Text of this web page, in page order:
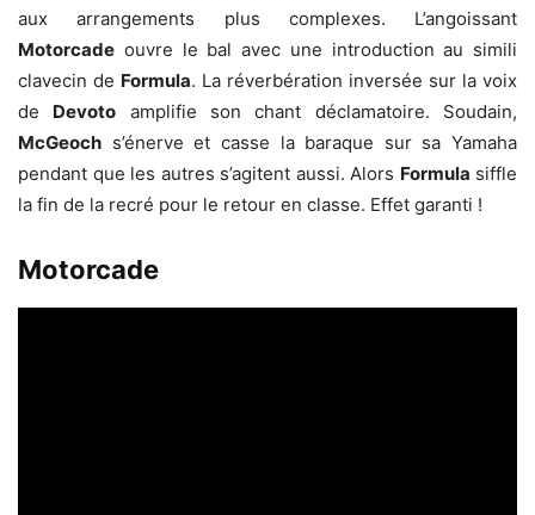
aux arrangements plus complexes. L’angoissant
Motorcade ouvre le bal avec une introduction au simili
clavecin de Formula. La réverbération inversée sur la voix
de Devoto amplifie son chant déclamatoire. Soudain,
McGeoch s’énerve et casse la baraque sur sa Yamaha
pendant que les autres s’agitent aussi. Alors Formula siffle
la fin de la recré pour le retour en classe. Effet garanti !
Motorcade